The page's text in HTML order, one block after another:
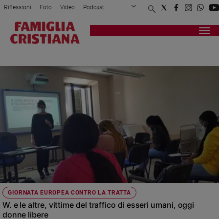
Attualità
Mondo
giustizia
Sport
Interviste
Papa
Papa
Riflessioni Foto Video Podcast
Privacy Policy Chi siamo
Registrati Redazione
GIORNATA EUROPEA CONTRO LA TRATTA
W. e le altre, vittime del traffico di esseri umani, oggi
donne libere